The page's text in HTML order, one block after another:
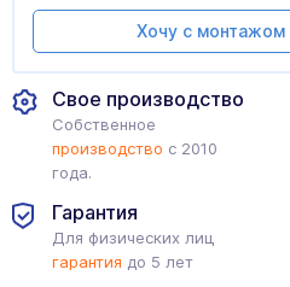
Свое производство
Собственное
производство с 2010
года.
Гарантия
Для физических лиц
гарантия до 5 лет
Хочу с монтажом